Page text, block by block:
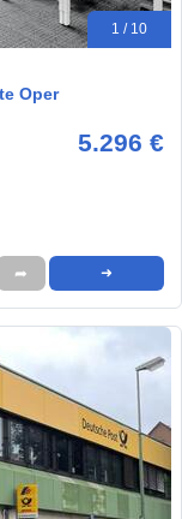
1 / 10
Oper
5.296 €
➦ ➜